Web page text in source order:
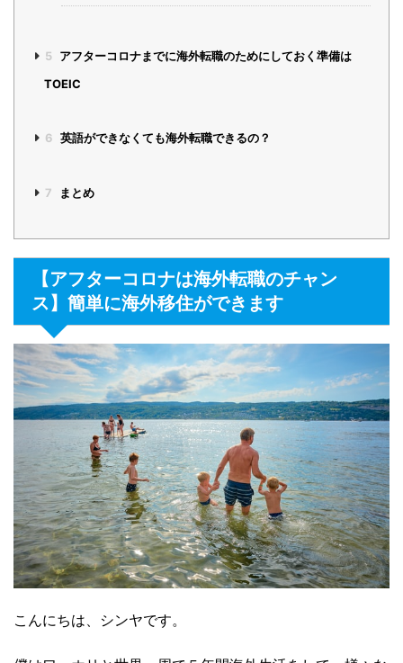
5 アフターコロナまでに海外転職のためにしておく準備は
TOEIC
6 英語ができなくても海外転職できるの？
7 まとめ
【アフターコロナは海外転職のチャン
ス】簡単に海外移住ができます
こんにちは、シンヤです。